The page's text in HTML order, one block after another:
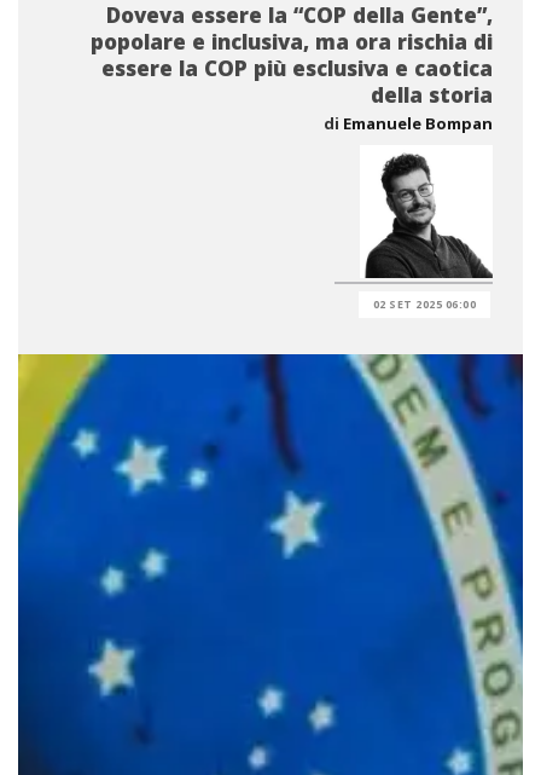
Doveva essere la “COP della Gente”,
popolare e inclusiva, ma ora rischia di
essere la COP più esclusiva e caotica
della storia
di Emanuele Bompan
02 SET 2025 06:00